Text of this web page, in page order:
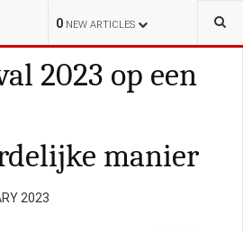
0 NEW ARTICLES
KORTE-POLISIAL
2023 op een
manier
2023